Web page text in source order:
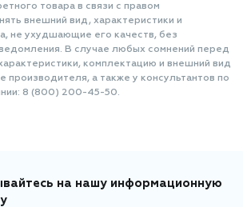
товара в связи с правом
внешний вид, характеристики и
не ухудшающие его качеств, без
В случае любых сомнений перед
комплектацию и внешний вид
производителя, а также у консультантов по
8 (800) 200-45-50.
на нашу информационную